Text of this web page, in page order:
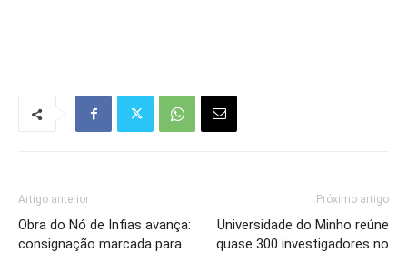
Artigo anterior
Obra do Nó de Infias avança:
consignação marcada para
Próximo artigo
Universidade do Minho reúne
quase 300 investigadores no